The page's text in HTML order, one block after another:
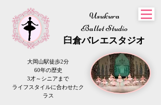
Usukura
Ballet Studio
​臼倉バレエスタジオ
大岡山駅徒歩2分
60年の歴史
3才～シニアまで
​ライフスタイルに合わせたク
ラス